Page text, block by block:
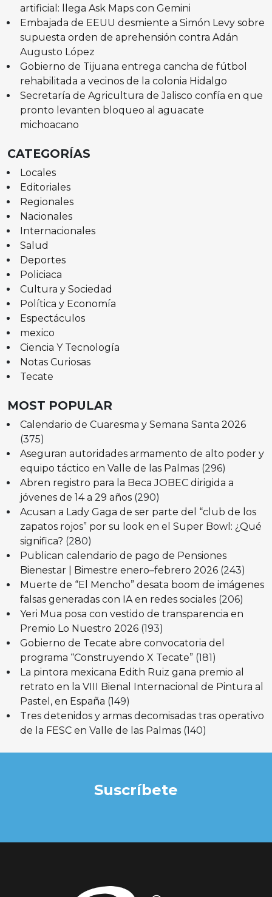
artificial: llega Ask Maps con Gemini
Embajada de EEUU desmiente a Simón Levy sobre
supuesta orden de aprehensión contra Adán
Augusto López
Gobierno de Tijuana entrega cancha de fútbol
rehabilitada a vecinos de la colonia Hidalgo
Secretaría de Agricultura de Jalisco confía en que
pronto levanten bloqueo al aguacate
michoacano
CATEGORÍAS
Locales
Editoriales
Regionales
Nacionales
Internacionales
Salud
Deportes
Policiaca
Cultura y Sociedad
Política y Economía
Espectáculos
mexico
Ciencia Y Tecnología
Notas Curiosas
Tecate
MOST POPULAR
Calendario de Cuaresma y Semana Santa 2026
(375)
Aseguran autoridades armamento de alto poder y
equipo táctico en Valle de las Palmas (296)
Abren registro para la Beca JOBEC dirigida a
jóvenes de 14 a 29 años (290)
Acusan a Lady Gaga de ser parte del “club de los
zapatos rojos” por su look en el Super Bowl: ¿Qué
significa? (280)
Publican calendario de pago de Pensiones
Bienestar | Bimestre enero–febrero 2026 (243)
Muerte de “El Mencho” desata boom de imágenes
falsas generadas con IA en redes sociales (206)
Yeri Mua posa con vestido de transparencia en
Premio Lo Nuestro 2026 (193)
Gobierno de Tecate abre convocatoria del
programa “Construyendo X Tecate” (181)
La pintora mexicana Edith Ruiz gana premio al
retrato en la VIII Bienal Internacional de Pintura al
Pastel, en España (149)
Tres detenidos y armas decomisadas tras operativo
de la FESC en Valle de las Palmas (140)
Suscríbete